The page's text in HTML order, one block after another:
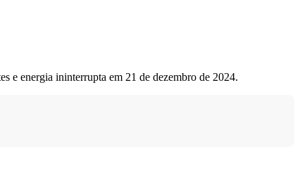
e energia ininterrupta em 21 de dezembro de 2024.